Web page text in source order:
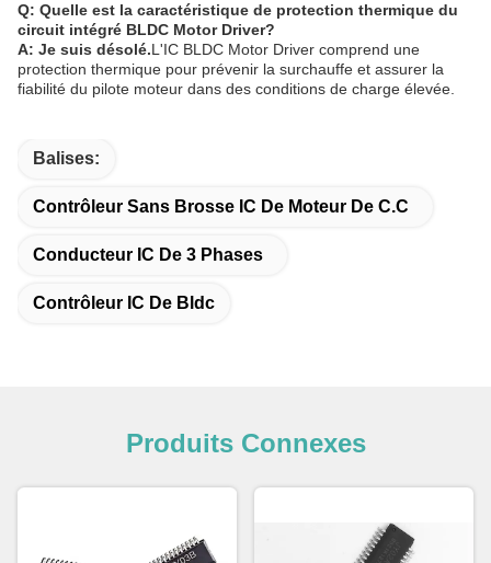
Q: Quelle est la caractéristique de protection thermique du
circuit intégré BLDC Motor Driver?
A: Je suis désolé.L'IC BLDC Motor Driver comprend une
protection thermique pour prévenir la surchauffe et assurer la
fiabilité du pilote moteur dans des conditions de charge élevée.
Balises:
Contrôleur Sans Brosse IC De Moteur De C.C
Conducteur IC De 3 Phases
Contrôleur IC De Bldc
Produits Connexes